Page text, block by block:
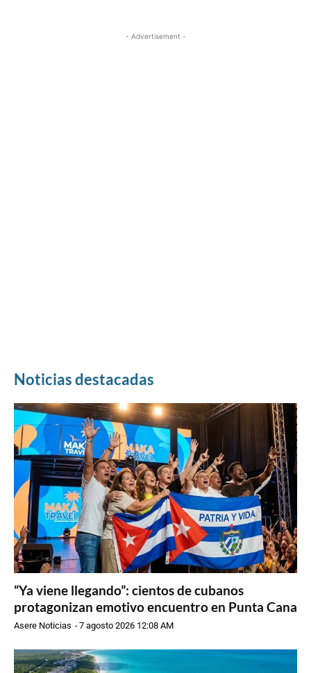
- Advertisement -
Noticias destacadas
“Ya viene llegando”: cientos de cubanos
protagonizan emotivo encuentro en Punta Cana
Asere Noticias -7 agosto 2026 12:08 AM